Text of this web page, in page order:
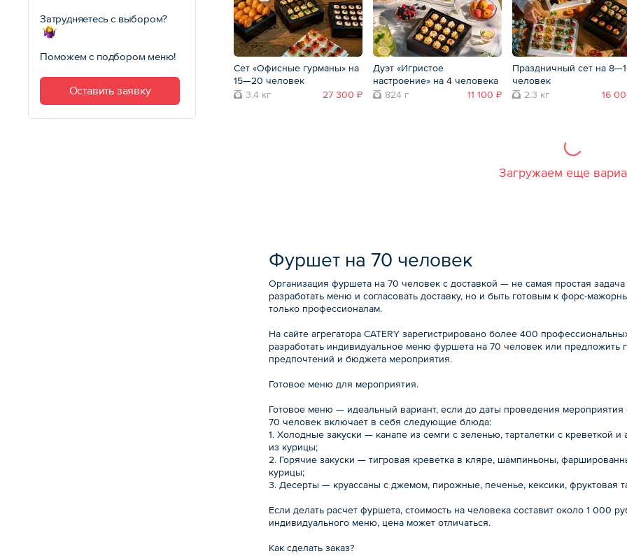
Затрудняетесь с выбором?
Поможем с подбором меню!
Оставить заявку
Сет «Офисные гурманы» на
15—20 человек
3.4 кг
27 300 ₽
Дуэт «Игристое
настроение» на 4 человека
824 г
11 100 ₽
Праздничный сет на
человек
2.3 кг
16
Загружаем еще
Фуршет на 70 человек
Организация фуршета на 70 человек с доставкой — не самая простая
разработать меню и согласовать доставку, но и быть готовым к форс-
только профессионалам.
На сайте агрегатора CATERY зарегистрировано более 400
разработать индивидуальное меню фуршета на 70 человек или предложить
предпочтений и бюджета мероприятия.
Готовое меню для мероприятия.
Готовое меню — идеальный вариант, если до даты проведения
70 человек включает в себя следующие блюда:
1. Холодные закуски — канапе из семги с зеленью, тарталетки с креветкой
из курицы;
2. Горячие закуски — тигровая креветка в кляре, шампиньоны,
курицы;
3. Десерты — круассаны с джемом, пирожные, печенье, кексики, фруктовая
Если делать расчет фуршета, стоимость на человека составит около 1 000
индивидуального меню, цена может отличаться.
Как сделать заказ?